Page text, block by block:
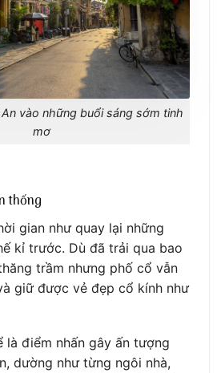
vào những buổi sáng sớm tinh
mơ
thống
gian như quay lại những
kỉ trước. Dù đã trải qua bao
trầm nhưng phố cổ vẫn
giữ được vẻ đẹp cổ kính như
là điểm nhấn gây ấn tượng
dường như từng ngôi nhà,